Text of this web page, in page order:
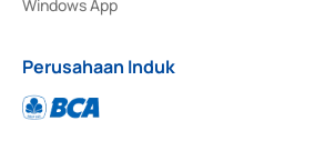
Windows App
Perusahaan Induk